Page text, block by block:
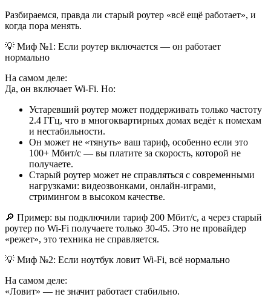
Разбираемся, правда ли старый роутер «всё ещё работает», и
когда пора менять.
💡 Миф №1: Если роутер включается — он работает
нормально
На самом деле:
Да, он включает Wi-Fi. Но:
Устаревший роутер может поддерживать только частоту
2.4 ГГц, что в многоквартирных домах ведёт к помехам
и нестабильности.
Он может не «тянуть» ваш тариф, особенно если это
100+ Мбит/с — вы платите за скорость, которой не
получаете.
Старый роутер может не справляться с современными
нагрузками: видеозвонками, онлайн-играми,
стримингом в высоком качестве.
🔎 Пример: вы подключили тариф 200 Мбит/с, а через старый
роутер по Wi-Fi получаете только 30-45. Это не провайдер
«режет», это техника не справляется.
💡 Миф №2: Если ноутбук ловит Wi‑Fi, всё нормально
На самом деле:
«Ловит» — не значит работает стабильно.